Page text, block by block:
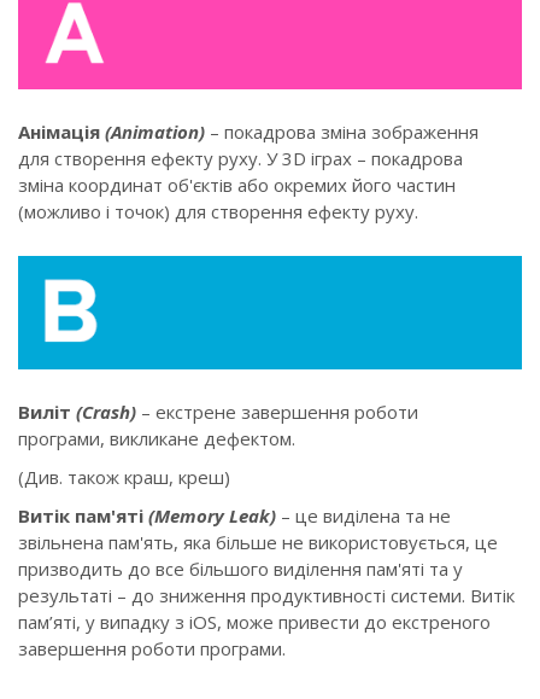
Анімація (Animation) – покадрова зміна зображення
для створення ефекту руху. У 3D іграх – покадрова
зміна координат об'єктів або окремих його частин
(можливо і точок) для створення ефекту руху.
Виліт (Crash) – екстрене завершення роботи
програми, викликане дефектом.
(Див. також краш, креш)
Витік пам'яті (Memory Leak) – це виділена та не
звільнена пам'ять, яка більше не використовується, це
призводить до все більшого виділення пам'яті та у
результаті – до зниження продуктивності системи. Витік
пам’яті, у випадку з iOS, може привести до екстреного
завершення роботи програми.